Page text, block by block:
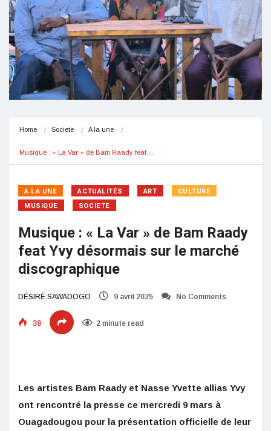
Home Societe A la une
Musique : « La Var » de Bam Raady feat…
A LA UNE ACTUALITÉS ART
CULTURE
MUSIQUE
SOCIETE
Musique : « La Var » de Bam Raady
feat Yvy désormais sur le marché
discographique
DÉSIRÉ SAWADOGO 9 avril 2025 No Comments
38 2 minute read
Les artistes Bam Raady et Nasse Yvette allias Yvy
ont rencontré la presse ce mercredi 9 mars à
Ouagadougou pour la présentation officielle de leur